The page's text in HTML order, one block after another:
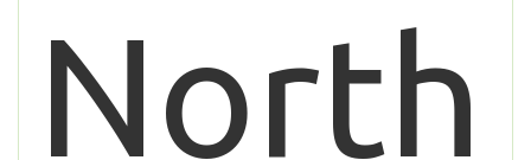
North